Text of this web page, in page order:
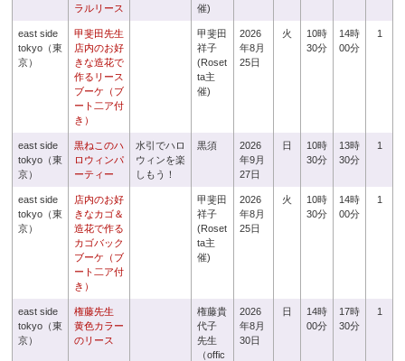
ラルリース
催)
east side
tokyo（東
京）
甲斐田先生
店内のお好
きな造花で
作るリース
ブーケ（ブ
ート二ア付
き）
甲斐田
祥子
(Roset
ta主
催)
2026
年8月
25日
火
10時
30分
14時
00分
1
east side
tokyo（東
京）
黒ねこのハ
ロウィンパ
ーティー
水引でハロ
ウィンを楽
しもう！
黒須
2026
年9月
27日
日
10時
30分
13時
30分
1
east side
tokyo（東
京）
店内のお好
きなカゴ＆
造花で作る
カゴバック
ブーケ（ブ
ート二ア付
き）
甲斐田
祥子
(Roset
ta主
催)
2026
年8月
25日
火
10時
30分
14時
00分
1
east side
tokyo（東
京）
権藤先生
黄色カラー
のリース
権藤貴
代子
先生
（offic
2026
年8月
30日
日
14時
00分
17時
30分
1